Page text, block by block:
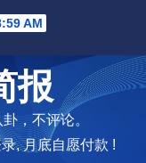
AM
报
，不评论。
, 月底自愿付款 !